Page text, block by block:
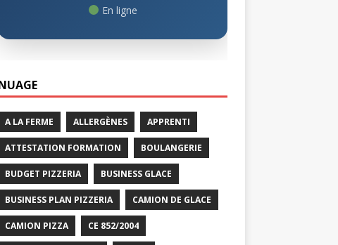
En ligne
A LA FERME ALLERGÈNES APPRENTI
ATTESTATION FORMATION BOULANGERIE
BUDGET PIZZERIA BUSINESS GLACE
BUSINESS PLAN PIZZERIA CAMION DE GLACE
CAMION PIZZA CE 852/2004